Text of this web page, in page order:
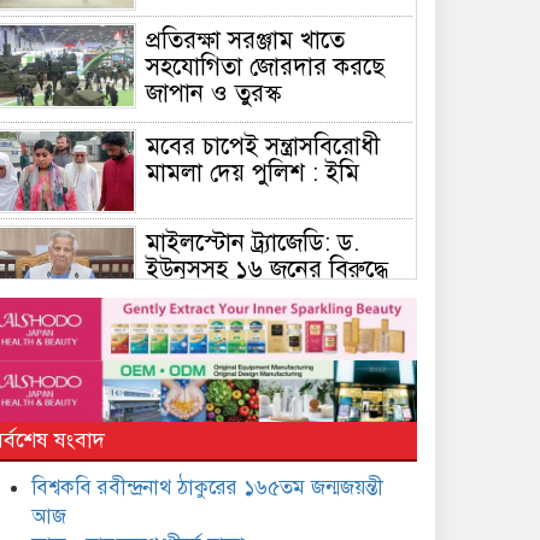
প্রতিরক্ষা সরঞ্জাম খাতে
সহযোগিতা জোরদার করছে
জাপান ও তুরস্ক
মবের চাপেই সন্ত্রাসবিরোধী
মামলা দেয় পুলিশ : ইমি
মাইলস্টোন ট্র্যাজেডি: ড.
ইউনূসসহ ১৬ জনের বিরুদ্ধে
মামলার আবেদন খারিজ
সাংবাদিক হওয়ার নীতিমালা
চান ডিসিরা : ডা. জাহেদ উর
রহমান
মুফতি আমির হামজাকে উদ্দেশ
করে ‘ভুয়া ভুয়া’ স্লোগান
ষংবাদ
বিশ্বকবি রবীন্দ্রনাথ ঠাকুরের ১৬৫তম জন্মজয়ন্তী
আজ